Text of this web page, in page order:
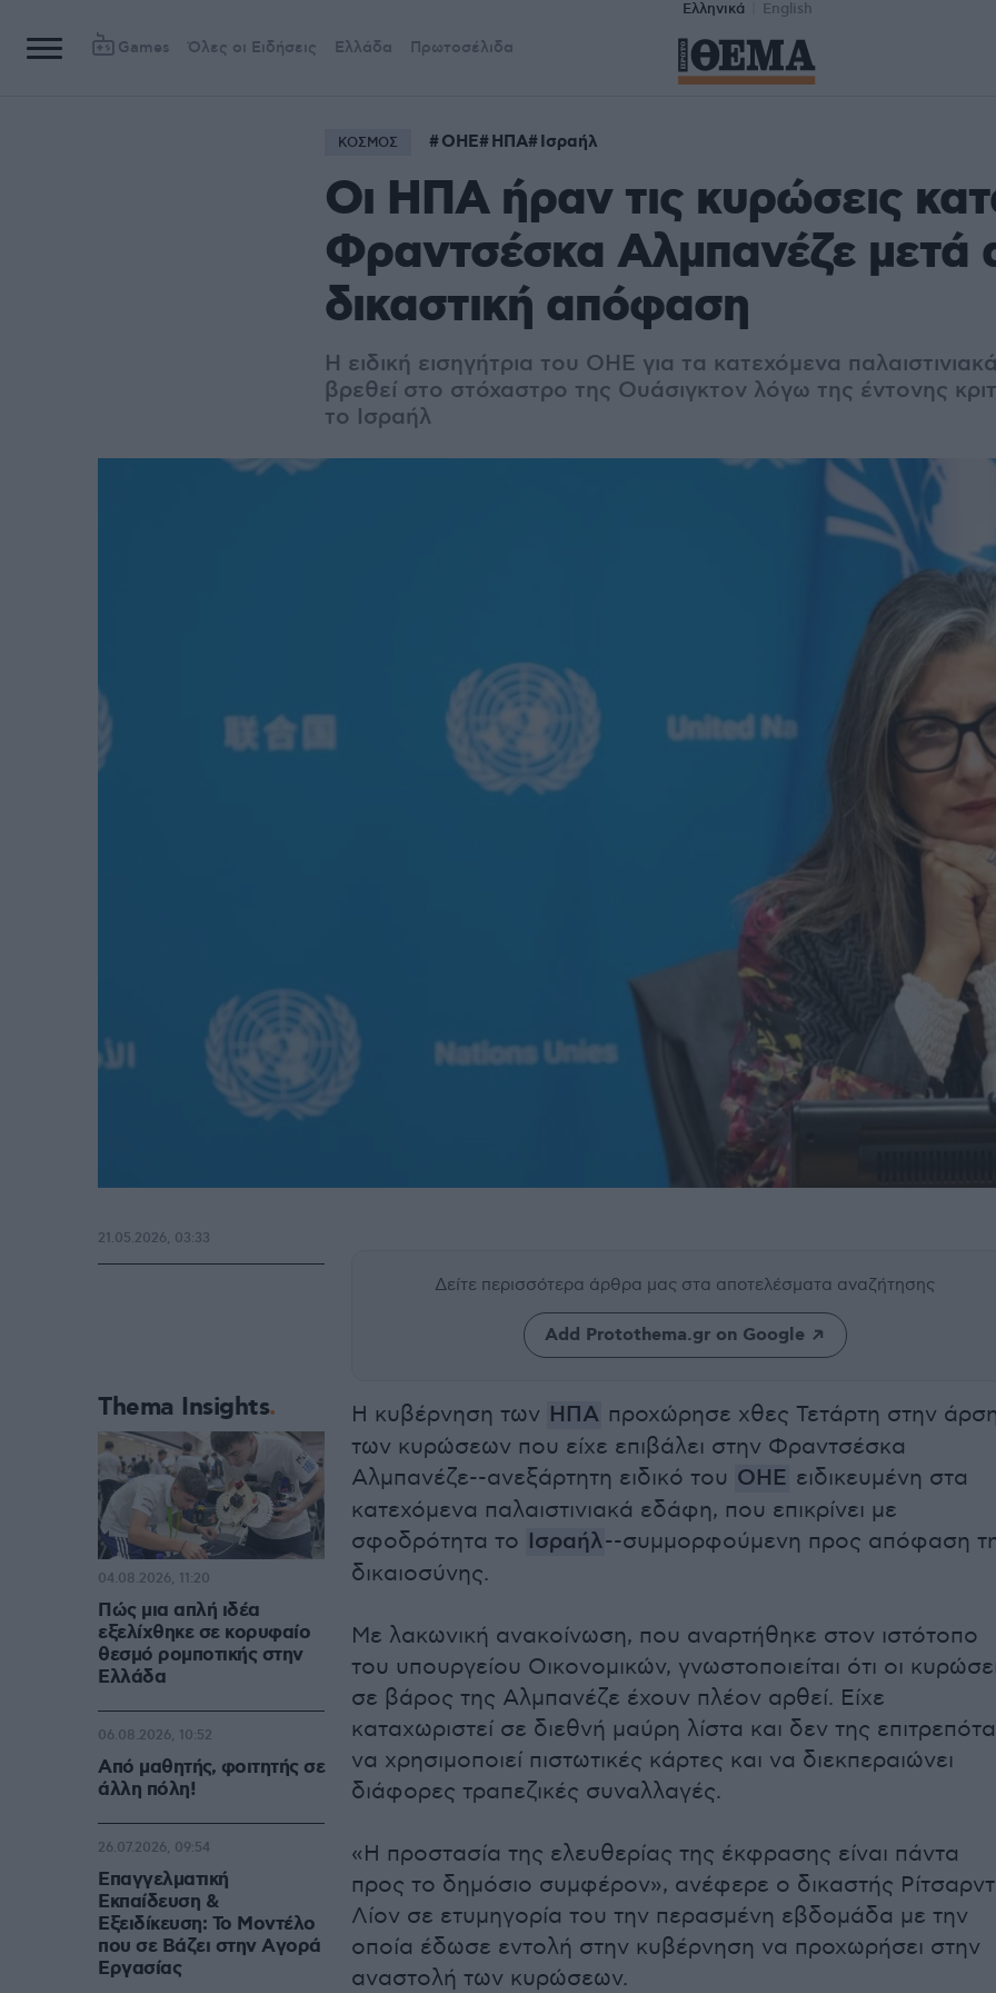
Ελληνικά English
Games Όλες οι Ειδήσεις Ελλάδα Πρωτοσέλιδα
ΚΟΣΜΟΣ ΟΗΕ ΗΠΑ Ισραήλ
Οι ΗΠΑ ήραν τις κυρώσεις
Φραντσέσκα Αλμπανέζε μετά
δικαστική απόφαση
Η ειδική εισηγήτρια του ΟΗΕ για τα κατεχόμενα
βρεθεί στο στόχαστρο της Ουάσιγκτον λόγω της έντονης
το Ισραήλ
Δείτε περισσότερα άρθρα μας στα αποτελέσματα αναζήτησης
Add Protothema.gr on Google
Η κυβέρνηση των ΗΠΑ προχώρησε χθες Τετάρτη στην
των κυρώσεων που είχε επιβάλει στην Φραντσέσκα
Αλμπανέζε--ανεξάρτητη ειδικό του ΟΗΕ ειδικευμένη στα
κατεχόμενα παλαιστινιακά εδάφη, που επικρίνει με
σφοδρότητα το Ισραήλ--συμμορφούμενη προς απόφαση
δικαιοσύνης.
Με λακωνική ανακοίνωση, που αναρτήθηκε στον ιστότοπο
του υπουργείου Οικονομικών, γνωστοποιείται ότι οι
σε βάρος της Αλμπανέζε έχουν πλέον αρθεί. Είχε
καταχωριστεί σε διεθνή μαύρη λίστα και δεν της
να χρησιμοποιεί πιστωτικές κάρτες και να διεκπεραιώνει
διάφορες τραπεζικές συναλλαγές.
«Η προστασία της ελευθερίας της έκφρασης είναι πάντα
προς το δημόσιο συμφέρον», ανέφερε ο δικαστής Ρίτσαρντ
Λίον σε ετυμηγορία του την περασμένη εβδομάδα με την
οποία έδωσε εντολή στην κυβέρνηση να προχωρήσει στην
αναστολή των κυρώσεων.
21.05.2026, 03:33
Thema Insights
Πώς μια απλή ιδέα
εξελίχθηκε σε κορυφαίο
θεσμό ρομποτικής στην
Ελλάδα
04.08.2026, 11:20
Από μαθητής, φοιτητής σε
άλλη πόλη!
06.08.2026, 10:52
Επαγγελματική
Εκπαίδευση &
Εξειδίκευση: Το Mοντέλο
που σε Bάζει στην Aγορά
Eργασίας
26.07.2026, 09:54